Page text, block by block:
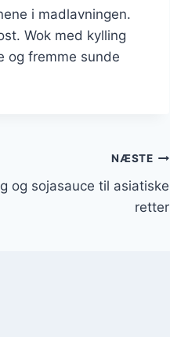
i madlavningen.
Wok med kylling
og fremme sunde
NÆSTE
og sojasauce til asiatiske
retter